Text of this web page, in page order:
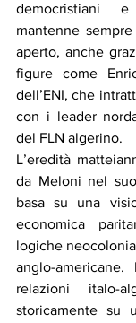
democristiani
mantenne
aperto, anche
figure come
dell’ENI, che
con i leader
del FLN algerino.
L’eredità
da Meloni nel
basa su una
economica
logiche
anglo-
relazioni italo-
storicamente su